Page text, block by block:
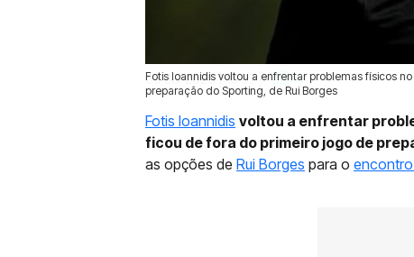
Fotis Ioannidis voltou a enfrentar problemas físicos
preparação do Sporting, de Rui Borges
09 Jul 2026 | 15:37 | 0
Fotis Ioannidis voltou a enfrentar
ficou de fora do primeiro jogo de
as opções de Rui Borges para o